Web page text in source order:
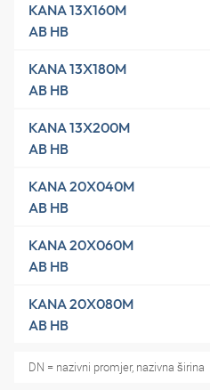
KANA 13X160M
AB HB
KANA 13X180M
AB HB
KANA 13X200M
AB HB
KANA 20X040M
AB HB
KANA 20X060M
AB HB
KANA 20X080M
AB HB
DN = nazivni promjer, nazivna širina